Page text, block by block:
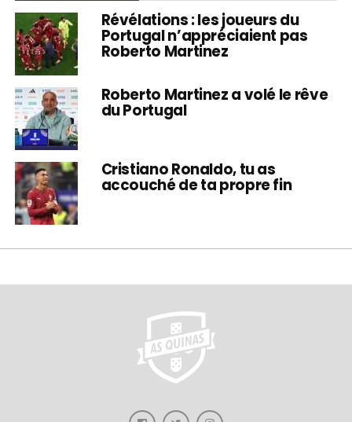
Révélations : les joueurs du
Portugal n’appréciaient pas
Roberto Martinez
Roberto Martinez a volé le rêve
du Portugal
Cristiano Ronaldo, tu as
accouché de ta propre fin